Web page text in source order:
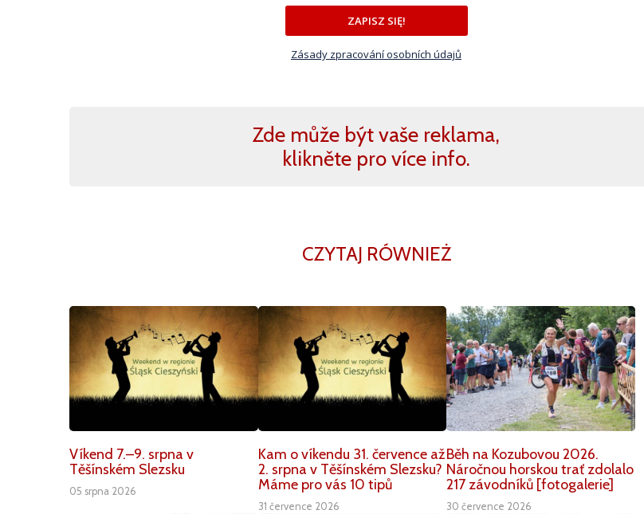
ZAPISZ SIĘ!
Zásady zpracování osobních údajů
Zde může být vaše reklama,
klikněte pro více info.
CZYTAJ RÓWNIEŻ
Víkend 7.–9. srpna v
Těšínském Slezsku
05 srpna 2026
Kam o víkendu 31. července až
2. srpna v Těšínském Slezsku?
Máme pro vás 10 tipů
31 července 2026
Běh na Kozubovou 2026.
Náročnou horskou trať zdolalo
217 závodníků [fotogalerie]
30 července 2026